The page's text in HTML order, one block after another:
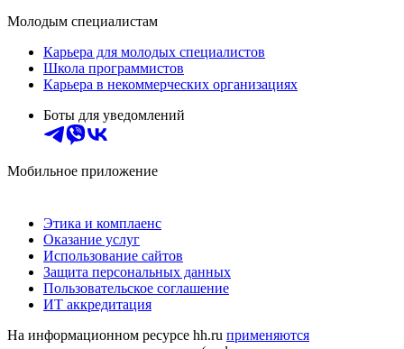
Молодым специалистам
Карьера для молодых специалистов
Школа программистов
Карьера в некоммерческих организациях
Боты для уведомлений
Мобильное приложение
Этика и комплаенс
Оказание услуг
Использование сайтов
Защита персональных данных
Пользовательское соглашение
ИТ аккредитация
На информационном ресурсе hh.ru применяются